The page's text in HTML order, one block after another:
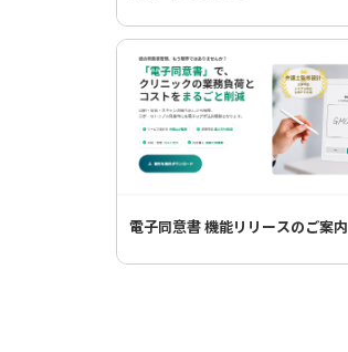
電子同意書 機能リリースのご案内